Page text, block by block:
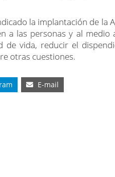
la implantación de la
a las personas y al medio
vida, reducir el
otras cuestiones.
E-mail